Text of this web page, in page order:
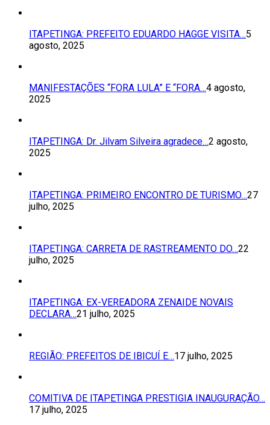
ITAPETINGA: PREFEITO EDUARDO HAGGE VISITA…5
agosto, 2025
MANIFESTAÇÕES “FORA LULA” E “FORA…4 agosto,
2025
ITAPETINGA: Dr. Jilvam Silveira agradece…2 agosto,
2025
ITAPETINGA: PRIMEIRO ENCONTRO DE TURISMO…27
julho, 2025
ITAPETINGA: CARRETA DE RASTREAMENTO DO…22
julho, 2025
ITAPETINGA: EX-VEREADORA ZENAIDE NOVAIS
DECLARA…21 julho, 2025
REGIÃO: PREFEITOS DE IBICUÍ E…17 julho, 2025
COMITIVA DE ITAPETINGA PRESTIGIA INAUGURAÇÃO…
17 julho, 2025